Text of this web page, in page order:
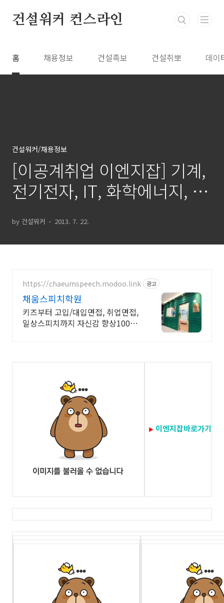
건설워커 컨스라인
홈 채용정보 건설족보 건설취뽀 데이
건설워커/채용정보
[이공계취업 이엔지잡] 기계,
전기전자, IT, 화학에너지, 자
by 건설워커 2013. 7. 22.
https://chaeumspeech.modoo.link 광고
채움스피치학원
키즈부터 고입/대입면접, 취업면접,
일상스피치까지 자신감 향상100%
▶ 이엔지잡바로가기